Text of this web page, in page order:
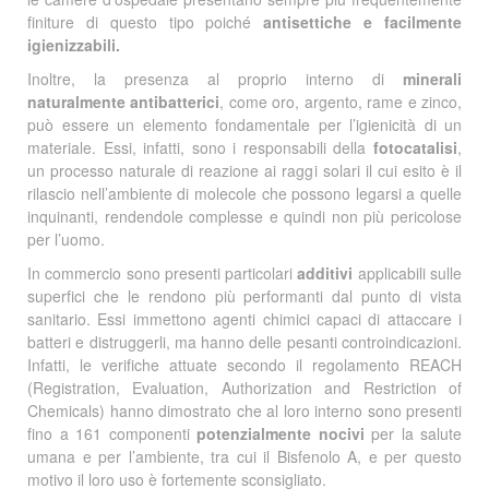
finiture di questo tipo poichéantisettiche e facilmente
igienizzabili.
Inoltre, la presenza al proprio interno di minerali
naturalmente antibatterici, come oro, argento, rame e zinco,
può essere un elemento fondamentale per l’igienicità di un
materiale. Essi, infatti, sono i responsabili della fotocatalisi,
un processo naturale di reazione ai raggi solari il cui esito è il
rilascio nell’ambiente di molecole che possono legarsi a quelle
inquinanti, rendendole complesse e quindi non più pericolose
per l’uomo.
In commercio sono presenti particolariadditivi applicabili sulle
superfici che le rendono più performanti dal punto di vista
sanitario. Essi immettono agenti chimici capaci di attaccare i
batteri e distruggerli, ma hanno delle pesanti controindicazioni.
Infatti, le verifiche attuate secondo il regolamento REACH
(Registration, Evaluation, Authorization and Restriction of
Chemicals) hanno dimostrato che al loro interno sono presenti
fino a 161 componenti potenzialmente nocivi per la salute
umana e per l’ambiente, tra cui il Bisfenolo A, e per questo
motivo il loro uso è fortemente sconsigliato.